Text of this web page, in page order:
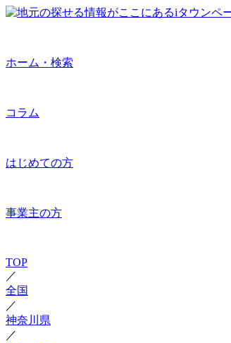
ホーム・検索
コラム
はじめての方
事業主の方
TOP
／
全国
／
神奈川県
／